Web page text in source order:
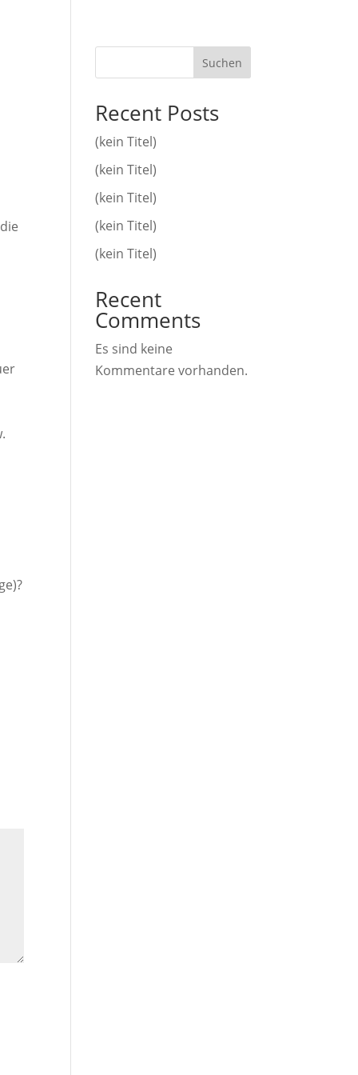
Suchen
Recent Posts
(kein Titel)
(kein Titel)
(kein Titel)
(kein Titel)
(kein Titel)
Recent
Comments
Es sind keine
Kommentare vorhanden.